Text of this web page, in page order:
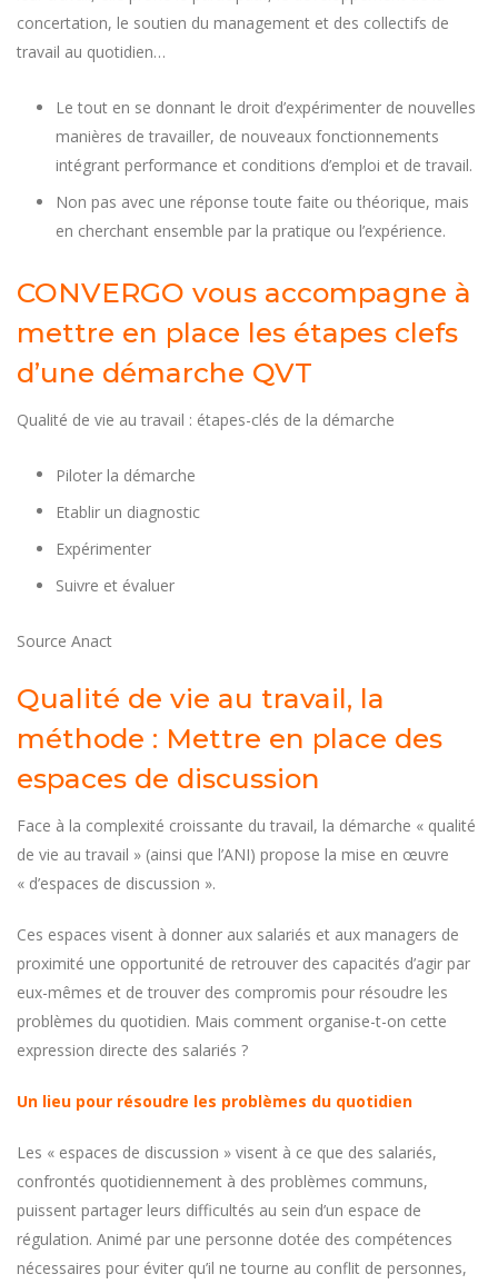
concertation, le soutien du management et des collectifs de
travail au quotidien…
Le tout en se donnant le droit d’expérimenter de nouvelles
manières de travailler, de nouveaux fonctionnements
intégrant performance et conditions d’emploi et de travail.
Non pas avec une réponse toute faite ou théorique, mais
en cherchant ensemble par la pratique ou l’expérience.
CONVERGO vous accompagne à
mettre en place les étapes clefs
d’une démarche QVT
Qualité de vie au travail : étapes-clés de la démarche
Piloter la démarche
Etablir un diagnostic
Expérimenter
Suivre et évaluer
Source Anact
Qualité de vie au travail, la
méthode : Mettre en place des
espaces de discussion
Face à la complexité croissante du travail, la démarche « qualité
de vie au travail » (ainsi que l’ANI) propose la mise en œuvre
« d’espaces de discussion ».
Ces espaces visent à donner aux salariés et aux managers de
proximité une opportunité de retrouver des capacités d’agir par
eux-mêmes et de trouver des compromis pour résoudre les
problèmes du quotidien. Mais comment organise-t-on cette
expression directe des salariés ?
Un lieu pour résoudre les problèmes du quotidien
Les « espaces de discussion » visent à ce que des salariés,
confrontés quotidiennement à des problèmes communs,
puissent partager leurs difficultés au sein d’un espace de
régulation. Animé par une personne dotée des compétences
nécessaires pour éviter qu’il ne tourne au conflit de personnes,